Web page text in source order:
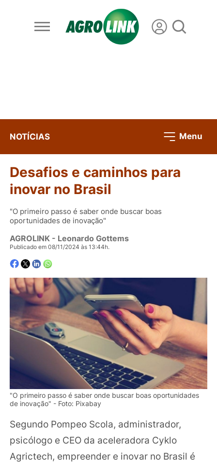
NOTÍCIAS Menu
Desafios e caminhos para
inovar no Brasil
"O primeiro passo é saber onde buscar boas
oportunidades de inovação"
AGROLINK - Leonardo Gottems
Publicado em 08/11/2024 às 13:44h.
"O primeiro passo é saber onde buscar boas oportunidades
de inovação" - Foto: Pixabay
Segundo Pompeo Scola, administrador,
psicólogo e CEO da aceleradora Cyklo
Agrictech, empreender e inovar no Brasil é